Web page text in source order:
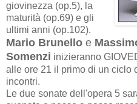
giovinezza (op.5), la
maturità (op.69) e gli
ultimi anni (op.102).
Mario Brunello e
Somenzi inizieranno
alle ore 21 il primo di un ciclo
incontri.
Le due sonate dell'opera 5